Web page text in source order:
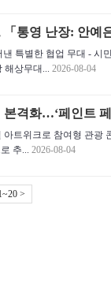
통영 난장: 안예
특별한 협업 무대 - 시
해상무대... 2026-08-04
격화…‘페인트
아트위크로 참여형 관광
추... 2026-08-04
>